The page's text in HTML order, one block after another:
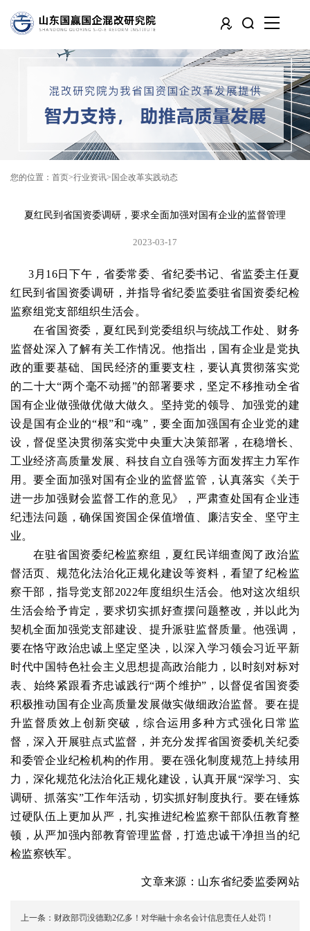
您的位置： 首页 行业资讯 国企改革实践动态
夏红民到省国资委调研，要求全面加强对国有企业的监督管理
2023-03-17
3月16日下午，省委常委、省纪委书记、省监委主任夏
红民到省国资委调研，并指导省纪委监委驻省国资委纪检
监察组党支部组织生活会。
在省国资委，夏红民到党委组织与统战工作处、财务
监督处深入了解有关工作情况。他指出，国有企业是党执
政的重要基础、国民经济的重要支柱，要认真贯彻落实党
的二十大“两个毫不动摇”的部署要求，坚定不移推动全省
国有企业做强做优做大做久。坚持党的领导、加强党的建
设是国有企业的“根”和“魂”，要全面加强国有企业党的建
设，督促坚决贯彻落实党中央重大决策部署，在稳增长、
工业经济高质量发展、科技自立自强等方面发挥主力军作
用。要全面加强对国有企业的监督监管，认真落实《关于
进一步加强财会监督工作的意见》，严肃查处国有企业违
纪违法问题，确保国资国企保值增值、廉洁安全、坚守主
业。
在驻省国资委纪检监察组，夏红民详细查阅了政治监
督活页、规范化法治化正规化建设等资料，看望了纪检监
察干部，指导党支部2022年度组织生活会。他对这次组织
生活会给予肯定，要求切实抓好查摆问题整改，并以此为
契机全面加强党支部建设、提升派驻监督质量。他强调，
要在恪守政治忠诚上坚定坚决，以深入学习领会习近平新
时代中国特色社会主义思想提高政治能力，以时刻对标对
表、始终紧跟看齐忠诚践行“两个维护”，以督促省国资委
积极推动国有企业高质量发展做实做细政治监督。要在提
升监督质效上创新突破，综合运用多种方式强化日常监
督，深入开展驻点式监督，并充分发挥省国资委机关纪委
和委管企业纪检机构的作用。要在强化制度规范上持续用
力，深化规范化法治化正规化建设，认真开展“深学习、实
调研、抓落实”工作年活动，切实抓好制度执行。要在锤炼
过硬队伍上更加从严，扎实推进纪检监察干部队伍教育整
顿，从严加强内部教育管理监督，打造忠诚干净担当的纪
检监察铁军。
文章来源：山东省纪委监委网站
上一条： 财政部罚没德勤2亿多！对华融十余名会计信息责任人处罚！